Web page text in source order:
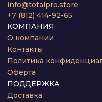
info@totalpro.store
+7 (812) 414-92-65
КОМПАНИЯ
О компании
Контакты
Политика
Оферта
ПОДДЕРЖКА
Доставка